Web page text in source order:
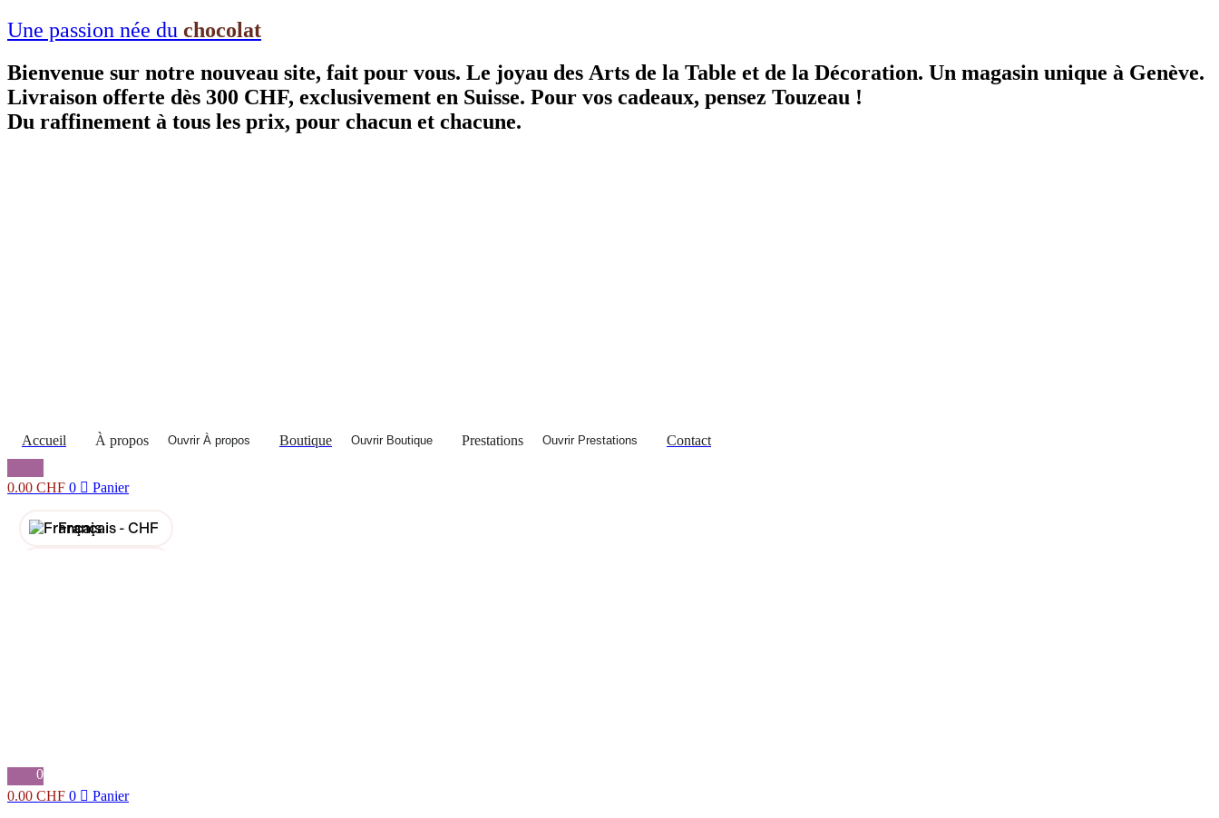
Aller
au
Une passion née du chocolat
Bienvenue sur notre nouveau site, fait pour vous. Le joyau des Arts de la Table et de la Décoration. Un magasin unique à Genève.
Livraison offerte dès 300 CHF, exclusivement en Suisse. Pour vos cadeaux, pensez Touzeau !
Du raffinement à tous les prix, pour chacun et chacune.
Accueil À propos Ouvrir À propos Boutique Ouvrir Boutique Prestations Ouvrir Prestations Contact
0.00 CHF 0 Panier
Français - CHF
0
0.00 CHF 0 Panier